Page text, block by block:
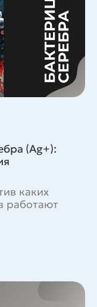
(Ag+):
каких
работают